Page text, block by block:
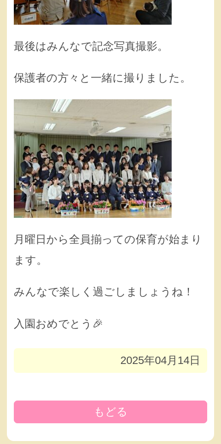
最後はみんなで記念写真撮影。
保護者の方々と一緒に撮りました。
月曜日から全員揃っての保育が始まり
ます。
みんなで楽しく過ごしましょうね！
入園おめでとう🎉
2025年04月14日
もどる